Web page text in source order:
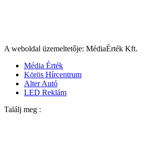
A weboldal üzemeltetője: MédiaÉrték Kft.
Média Érték
Körös Hírcentrum
Alter Autó
LED Reklám
Találj meg :